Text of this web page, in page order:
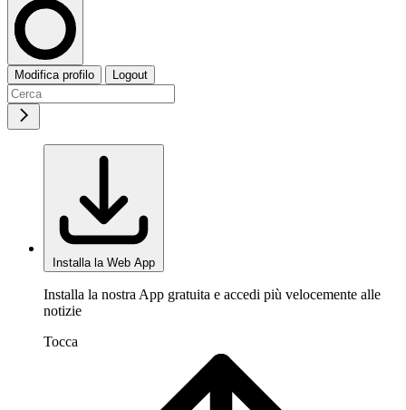
Modifica profilo Logout
Installa la Web App
Installa la nostra App gratuita e accedi più velocemente alle
notizie
Tocca